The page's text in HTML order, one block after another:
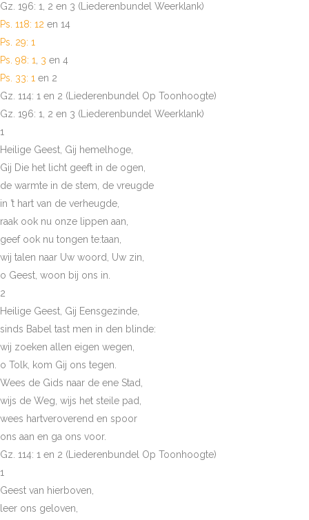
Gz. 196: 1, 2 en 3 (Liederenbundel Weerklank)
Ps. 118: 12 en 14
Ps. 29: 1
Ps. 98: 1
3 en 4
Ps. 33: 1 en 2
Gz. 114: 1 en 2 (Liederenbundel Op Toonhoogte)
Gz. 196: 1, 2 en 3 (Liederenbundel Weerklank)
1
Heilige Geest, Gij hemelhoge,
Gij Die het licht geeft in de ogen,
de warmte in de stem, de vreugde
in ’t hart van de verheugde,
raak ook nu onze lippen aan,
geef ook nu tongen te:taan,
wij talen naar Uw woord, Uw zin,
o Geest, woon bij ons in.
2
Heilige Geest, Gij Eensgezinde,
sinds Babel tast men in den blinde:
wij zoeken allen eigen wegen,
o Tolk, kom Gij ons tegen.
Wees de Gids naar de ene Stad,
wijs de Weg, wijs het steile pad,
wees hartveroverend en spoor
ons aan en ga ons voor.
Gz. 114: 1 en 2 (Liederenbundel Op Toonhoogte)
1
Geest van hierboven,
leer ons geloven,